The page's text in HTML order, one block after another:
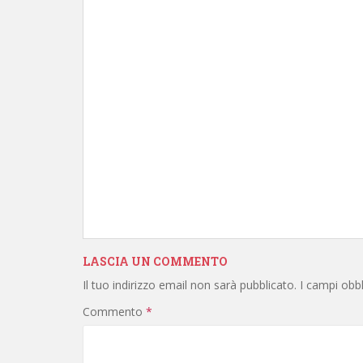
LASCIA UN COMMENTO
Il tuo indirizzo email non sarà pubblicato. I campi
Commento *